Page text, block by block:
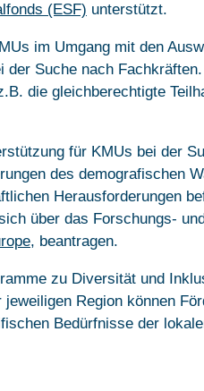
(ESF) unterstützt.
im Umgang mit den
der Suche nach
die gleichberechtigte
für KMUs bei der
des demografischen
Herausforderungen
über das Forschungs-
, beantragen.
zu Diversität und
Region können
Bedürfnisse der